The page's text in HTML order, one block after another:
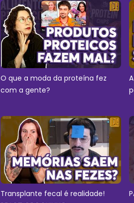
O que a moda da proteína fez
com a gente?
Transplante fecal é realidade!